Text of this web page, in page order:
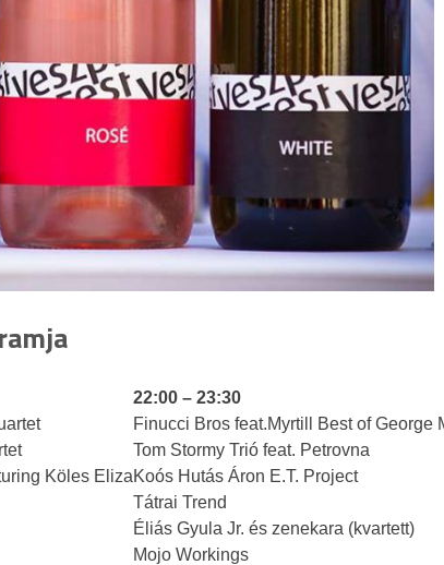
22:00 – 23:30
Finucci Bros feat.Myrtill Best of George
Tom Stormy Trió feat. Petrovna
Köles ElizaKoós Hutás Áron E.T. Project
Tátrai Trend
Éliás Gyula Jr. és zenekara (kvartett)
Mojo Workings